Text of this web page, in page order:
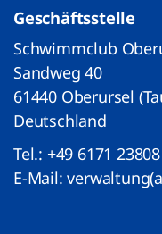
Geschäftsstelle
Schwimmclub
Sandweg 40
61440 Oberursel
Deutschland
Tel.: +49 6171 23808
E-Mail: